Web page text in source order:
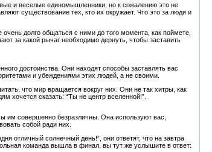
и веселые единомышленники, но к сожалению это не
существование тех, кто их окружает. Что это за люди и
долго общаться с ними до того момента, как поймете,
за какой рычаг необходимо дернуть, чтобы заставить
достоинства. Они находят способы заставлять вас
и убеждениями этих людей, а не своими.
что мир вращается вокруг них. Они не так хитры, как
хочется сказать: “Ты не центр вселенной!”.
им совершенно безразличны. Она используют вас,
собой ради них.
отличный солнечный день!”, они ответят, что на завтра
команда вышла в финал, вы тут же услышите в ответ: